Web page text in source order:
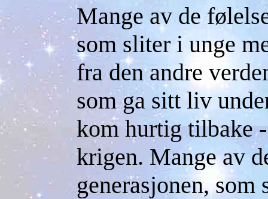
Mange av de
som sliter i unge
fra den andre
som ga sitt liv
kom hurtig tilbake
krigen. Mange av
generasjonen, som